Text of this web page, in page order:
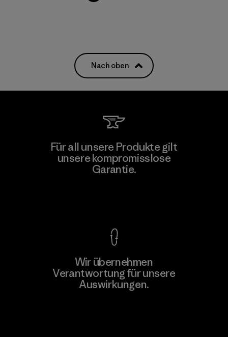
Nach oben
Für all unsere Produkte gilt
unsere kompromisslose
Garantie.
Wir übernehmen
Verantwortung für unsere
Auswirkungen.